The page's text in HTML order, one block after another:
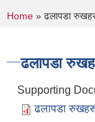
You are
Home » ढलापडा
ढलापडा
Supporting
ढलापडा